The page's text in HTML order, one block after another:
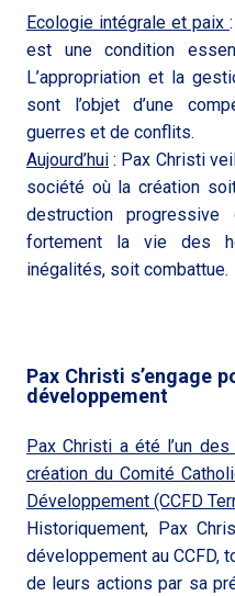
Ecologie intégrale et paix
est une condition
L’appropriation et la
sont l’objet d’une
guerres et de conflits.
Aujourd’hui : Pax Christi
société où la création
destruction
fortement la vie des
inégalités, soit combattue.
Pax Christi s’engage
développement
Pax Christi a été l’un
création du Comité
Développement (CCFD
Historiquement, Pax
développement au CCFD,
de leurs actions par sa